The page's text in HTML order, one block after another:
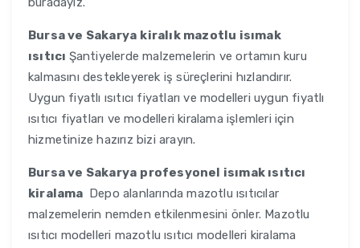
Bursa ve Sakarya kiralık mazotlu isımak
ısıtıcı Şantiyelerde malzemelerin ve ortamın kuru
kalmasını destekleyerek iş süreçlerini hızlandırır.
Uygun fiyatlı ısıtıcı fiyatları ve modelleri uygun fiyatlı
ısıtıcı fiyatları ve modelleri kiralama işlemleri için
hizmetinize hazırız bizi arayın.
Bursa ve Sakarya profesyonel isımak ısıtıcı
kiralama Depo alanlarında mazotlu ısıtıcılar
malzemelerin nemden etkilenmesini önler. Mazotlu
ısıtıcı modelleri mazotlu ısıtıcı modelleri kiralama